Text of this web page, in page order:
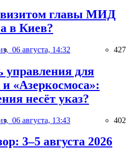
визитом главы МИД
в Киев?
06 августа, 14:32 427
управления для
«Азеркосмоса»:
несёт указ?
06 августа, 13:43 402
3–5 августа 2026